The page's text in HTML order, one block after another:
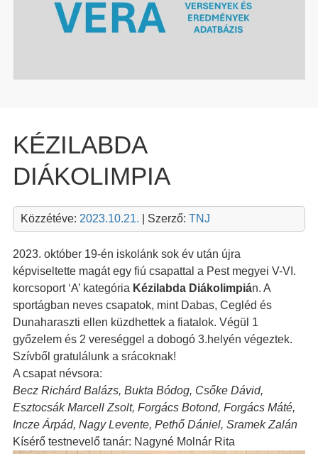
KÉZILABDA
DIÁKOLIMPIA
Közzétéve: 2023.10.21. | Szerző: TNJ
2023. október 19-én iskolánk sok év után újra
képviseltette magát egy fiú csapattal a Pest megyei V-VI.
korcsoport ‘A’ kategória Kézilabda Diákolimpián. A
sportágban neves csapatok, mint Dabas, Cegléd és
Dunaharaszti ellen küzdhettek a fiatalok. Végül 1
győzelem és 2 vereséggel a dobogó 3.helyén végeztek.
Szívből gratulálunk a srácoknak!
A csapat névsora:
Becz Richárd Balázs, Bukta Bódog, Csőke Dávid,
Esztocsák Marcell Zsolt, Forgács Botond, Forgács Máté,
Incze Árpád, Nagy Levente, Pethő Dániel, Sramek Zalán
Kísérő testnevelő tanár: Nagyné Molnár Rita